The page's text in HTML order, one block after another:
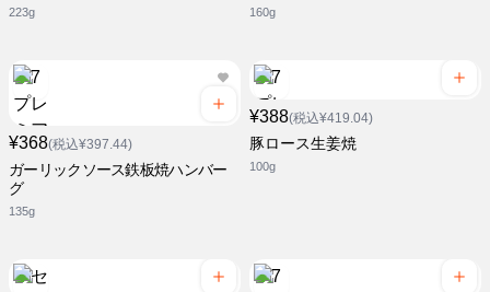
223g 160g
¥368(税込¥397.44)
ガーリックソース鉄板焼ハンバー
グ
135g
¥388(税込¥419.04)
豚ロース生姜焼
100g